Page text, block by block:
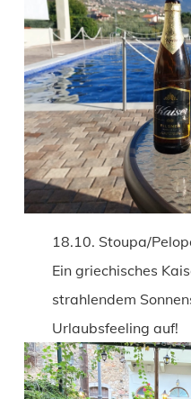
18.10. Stoupa/
Ein griechisches
strahlendem
Urlaubsfeeling auf!